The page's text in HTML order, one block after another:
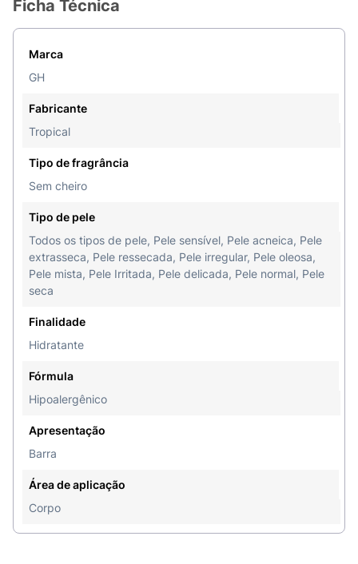
Ficha Técnica
Marca
GH
Fabricante
Tropical
Tipo de fragrância
Sem cheiro
Tipo de pele
Todos os tipos de pele, Pele sensível, Pele acneica, Pele
extrasseca, Pele ressecada, Pele irregular, Pele oleosa,
Pele mista, Pele Irritada, Pele delicada, Pele normal, Pele
seca
Finalidade
Hidratante
Fórmula
Hipoalergênico
Apresentação
Barra
Área de aplicação
Corpo